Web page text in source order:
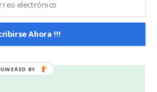
participará del desfile que
organiza MACMA, en el
Ahora !!!